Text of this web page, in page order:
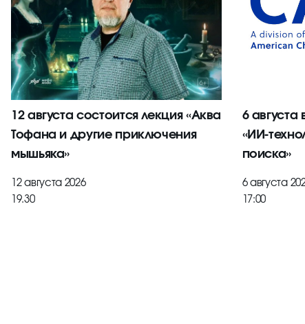
12 августа состоится лекция «Аква
Тофана и другие приключения
мышьяка»
12 августа 2026
19.30
6 августа
«ИИ-
поиска»
6 августа
17:00